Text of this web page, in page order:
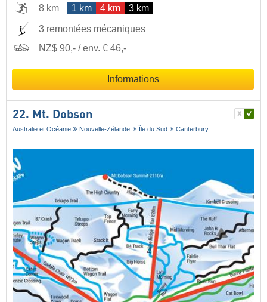
8 km
1 km 4 km 3 km
3 remontées mécaniques
NZ$ 90,- / env. € 46,-
Informations
22. Mt. Dobson
Australie et Océanie Nouvelle-Zélande Île du Sud Canterbury